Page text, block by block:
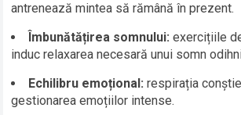
antrenează mintea să rămână în prezent.
Îmbunătățirea somnului: exercițiile
induc relaxarea necesară unui somn
Echilibru emoțional: respirația
gestionarea emoțiilor intense.